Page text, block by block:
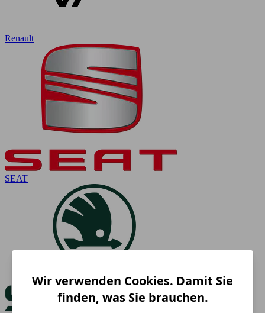
Renault
SEAT
Wir verwenden Cookies. Damit Sie
finden, was Sie brauchen.